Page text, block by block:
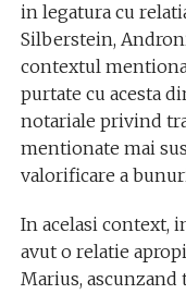
in legatura cu
Silberstein,
contextul
purtate cu acesta
notariale privind
mentionate mai
valorificare a
In acelasi context,
avut o relatie
Marius, ascunzand